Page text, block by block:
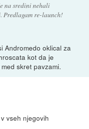
na sredini nehali
Predlagam re-launch!
Andromedo oklical za
kot da je
skret pavzami.
vseh njegovih